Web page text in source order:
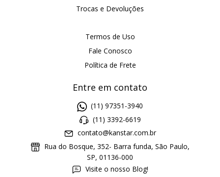
Trocas e Devoluções
Termos de Uso
Fale Conosco
Política de Frete
Entre em contato
(11) 97351-3940
(11) 3392-6619
contato@kanstar.com.br
Rua do Bosque, 352- Barra funda, São Paulo,
SP, 01136-000
Visite o nosso Blog!